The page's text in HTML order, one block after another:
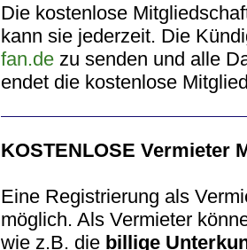
Die kostenlose
kann sie jederzeit. Die
fan.de zu senden und alle
endet die kostenlose
KOSTENLOSE Vermieter
Eine Registrierung als
möglich. Als Vermieter
wie z.B. die billige